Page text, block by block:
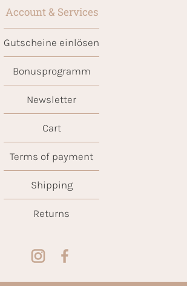
Account & Services
Gutscheine einlösen
Bonusprogramm
Newsletter
Cart
Terms of payment
Shipping
Returns